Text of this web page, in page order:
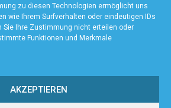
zu diesen Technologien ermöglicht uns
wie Ihrem Surfverhalten oder eindeutigen IDs
Sie Ihre Zustimmung nicht erteilen oder
Funktionen und Merkmale
AKZEPTIEREN